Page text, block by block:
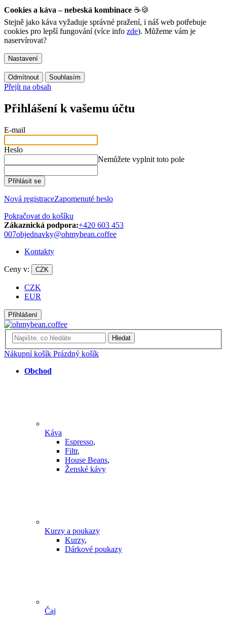
Cookies a káva – nebeská kombinace ☕🍪
Stejně jako káva vyžaduje správné pražení, i náš web potřebuje
cookies pro lepší fungování (více info zde). Můžeme vám je
naservírovat?
Nastavení
Odmítnout Souhlasím
Přejít na obsah
Přihlášení k vašemu účtu
E-mail
Heslo
Nemůžete vyplnit toto pole
Přihlásit se
Nová registraceZapomenuté heslo
Pokračovat do košíku
Zákaznická podpora:+420 603 453
007objednavky@ohmybean.coffee
Kontakty
Ceny v: CZK
CZK
EUR
Přihlášení
Hledat
Nákupní košík Prázdný košík
Obchod
Káva
Espresso,
Filtr,
House Beans,
Ženské kávy
Kurzy a poukazy
Kurzy,
Dárkové poukazy
Čaj